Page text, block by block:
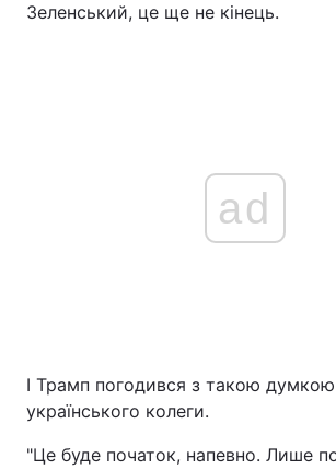
Зеленський, це ще не кінець.
ad
І Трамп погодився з такою
українського колеги.
"Це буде початок, напевно. Лише